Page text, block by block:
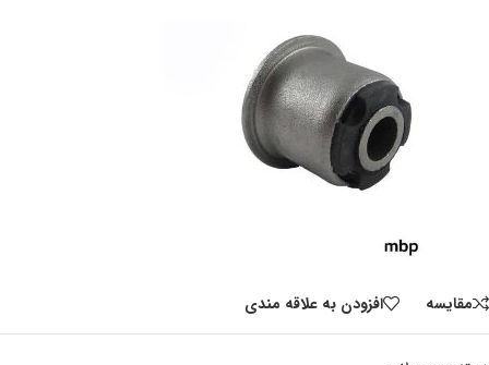
مقايسه افزودن به علاقه مندی